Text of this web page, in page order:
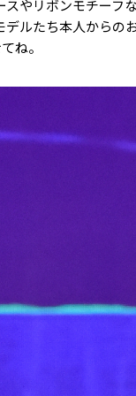
やリボンモチーフ
ルたち本人からの
ね。